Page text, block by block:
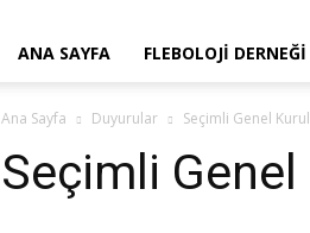
ANA SAYFA FLEBOLOJİ DERNEĞİ
Ana Sayfa Duyurular Seçimli Genel Kurul
Seçimli Genel